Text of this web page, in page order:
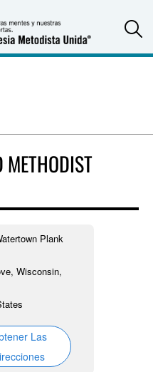
METHODIST
Plank
Wisconsin,
Las